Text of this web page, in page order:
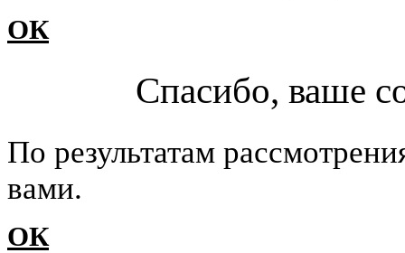
ОК
Спасибо, ваше
По результатам
вами.
ОК